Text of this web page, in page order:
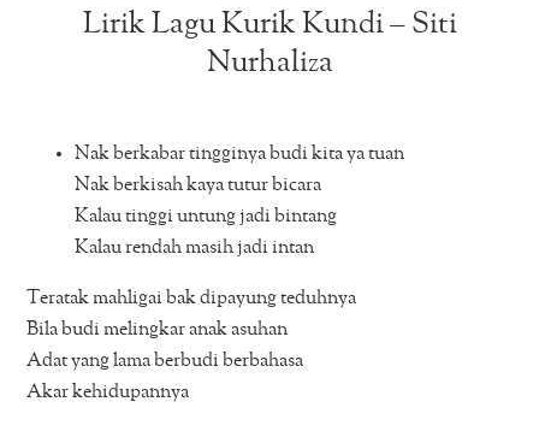
Lirik Lagu Kurik Kundi – Siti
Nurhaliza
Nak berkabar tingginya budi kita ya tuan
Nak berkisah kaya tutur bicara
Kalau tinggi untung jadi bintang
Kalau rendah masih jadi intan
Teratak mahligai bak dipayung teduhnya
Bila budi melingkar anak asuhan
Adat yang lama berbudi berbahasa
Akar kehidupannya